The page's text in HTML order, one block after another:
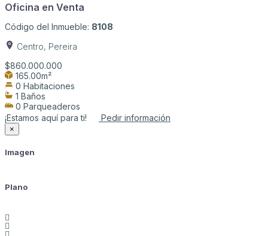
Oficina en Venta
Código del Inmueble: 8108
Centro, Pereira
$860.000.000
165.00m²
0 Habitaciones
1 Baños
0 Parqueaderos
¡Estamos aquí para ti!
Pedir información
×
Imagen
Plano